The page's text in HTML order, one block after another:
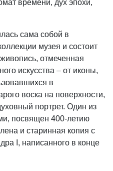
времени, дух эпохи,
сама собой в
музея и состоит
отмеченная
искусства – от иконы,
в
воска на поверхности,
портрет. Один из
посвящен 400-летию
и старинная копия с
I, написанного в конце